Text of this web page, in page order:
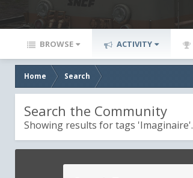
BROWSE ACTIVITY
Home Search
Search the Community
Showing results for tags 'Imaginaire'.